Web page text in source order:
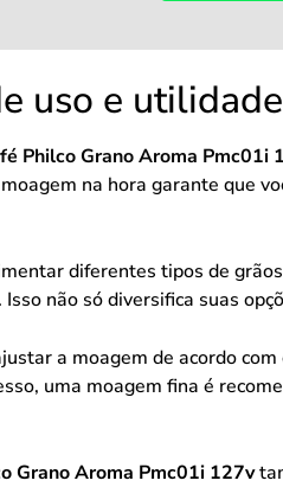
uso e
Philco Grano Aroma Pmc01i
na hora garante que
diferentes tipos de
não só diversifica suas
a moagem de acordo
uma moagem fina é
Grano Aroma Pmc01i 127v